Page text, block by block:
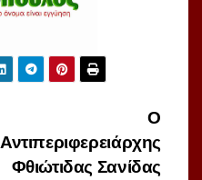
Ο
Αντιπεριφερειάρχης
Φθιώτιδας Σανίδας